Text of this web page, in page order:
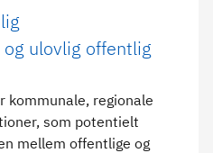
ulovlig offentlig
kommunale, regionale
som potentielt
mellem offentlige og